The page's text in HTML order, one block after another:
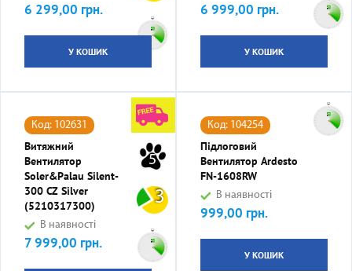
Ціна
6 299,00 грн.
У КОШИК
Ціна
6 999,00 грн.
У КОШИК
5
3
Код: 102631
Витяжний
Вентилятор
Soler&Palau Silent-
300 CZ Silver
(5210317300)
В наявності
Ціна
7 999,00 грн.
Код: 104254
Підлоговий
Вентилятор Ardesto
FN-1608RW
В наявності
Ціна
999,00 грн.
У КОШИК